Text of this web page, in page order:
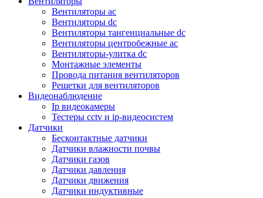
Вентиляторы ac
Вентиляторы dc
Вентиляторы тангенциальные dc
Вентиляторы центробежные ac
Вентиляторы-улитка dc
Монтажные элементы
Провода питания вентиляторов
Решетки для вентиляторов
Видеонаблюдение
Ip видеокамеры
Тестеры cctv и ip-видеосистем
Датчики
Бесконтактные датчики
Датчики влажности почвы
Датчики газов
Датчики давления
Датчики движения
Датчики индуктивные